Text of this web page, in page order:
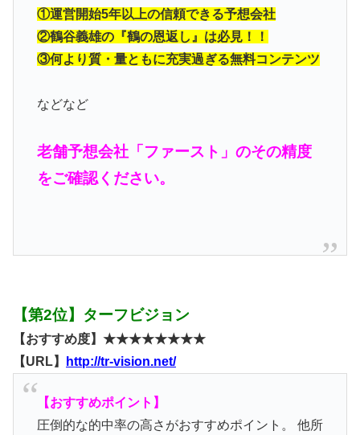
①運営開始5年以上の信頼できる予想会社
②鶴谷義雄の『鶴の恩返し』は必見！！
③何より質・量ともに充実過ぎる無料コンテンツ
などなど
老舗予想会社「ファースト」のその精度
をご確認ください。
【第2位】ターフビジョン
【おすすめ度】★★★★★★★★
【URL】
http://tr-vision.net/
【おすすめポイント】
圧倒的な的中率の高さがおすすめポイント。 他所